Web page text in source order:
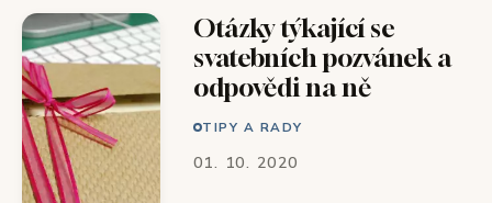
Otázky týkající se
svatebních pozvánek a
odpovědi na ně
TIPY A RADY
01. 10. 2020